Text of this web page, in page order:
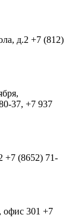
д.2 +7 (812)
37, +7 937
+7 (8652) 71-
офис 301 +7